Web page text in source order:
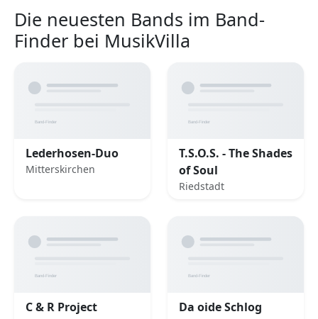
Die neuesten Bands im Band-
Finder bei MusikVilla
Lederhosen-Duo
Mitterskirchen
T.S.O.S. - The Shades
of Soul
Riedstadt
C & R Project Da oide Schlog